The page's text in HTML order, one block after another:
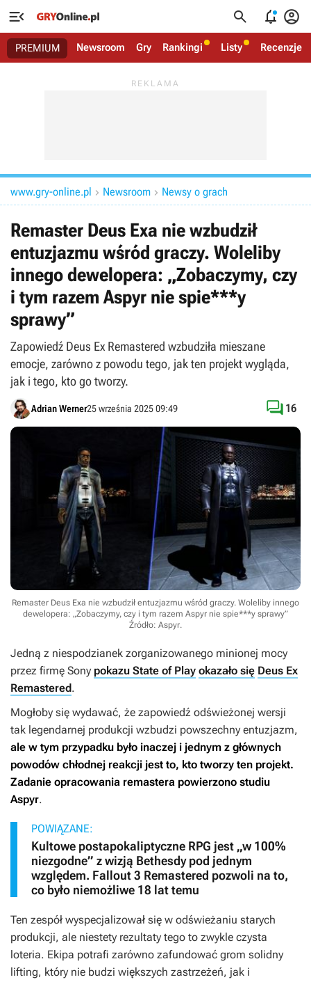
   
PREMIUM Newsroom Gry Rankingi Listy Recenzje
www.gry-online.pl  Newsroom  Newsy o grach
Remaster Deus Exa nie wzbudził
entuzjazmu wśród graczy. Woleliby
innego dewelopera: „Zobaczymy, czy
i tym razem Aspyr nie spie***y
sprawy”
Zapowiedź Deus Ex Remastered wzbudziła mieszane
emocje, zarówno z powodu tego, jak ten projekt wygląda,
jak i tego, kto go tworzy.
Adrian Werner25 września 2025 09:49  16
Remaster Deus Exa nie wzbudził entuzjazmu wśród graczy. Woleliby innego
dewelopera: „Zobaczymy, czy i tym razem Aspyr nie spie***y sprawy”
Źródło: Aspyr.
Jedną z niespodzianek zorganizowanego minionej mocy
przez firmę Sony pokazu State of Play okazało się Deus Ex
Remastered.
Mogłoby się wydawać, że zapowiedź odświeżonej wersji
tak legendarnej produkcji wzbudzi powszechny entuzjazm,
ale w tym przypadku było inaczej i jednym z głównych
powodów chłodnej reakcji jest to, kto tworzy ten projekt.
Zadanie opracowania remastera powierzono studiu
Aspyr.
POWIĄZANE:
Kultowe postapokaliptyczne RPG jest „w 100%
niezgodne” z wizją Bethesdy pod jednym
względem. Fallout 3 Remastered pozwoli na to,
co było niemożliwe 18 lat temu
Ten zespół wyspecjalizował się w odświeżaniu starych
produkcji, ale niestety rezultaty tego to zwykle czysta
loteria. Ekipa potrafi zarówno zafundować grom solidny
lifting, który nie budzi większych zastrzeżeń, jak i